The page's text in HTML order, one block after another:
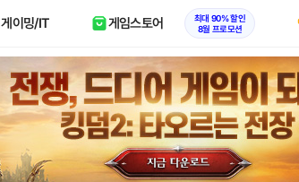
게이밍/IT 게임스토어
최대 90% 할인
8월 프로모션